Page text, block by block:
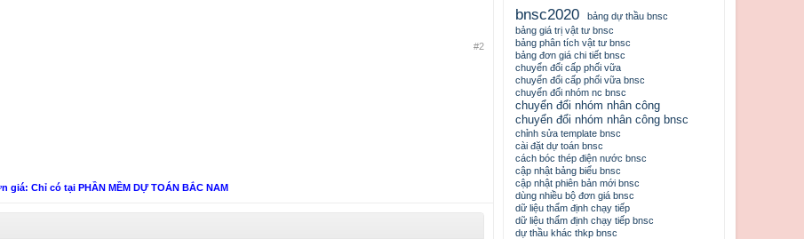
#2
Chỉ có tại PHẦN MỀM DỰ TOÁN BẮC NAM
bnsc2020
bảng dự thầu bnsc
bảng giá trị vật tư bnsc
bảng phân tích vật tư bnsc
bảng đơn giá chi tiết bnsc
chuyển đổi cấp phối vữa
chuyển đổi cấp phối vữa bnsc
chuyển đổi nhóm nc bnsc
chuyển đổi nhóm nhân công
chuyển đổi nhóm nhân công bnsc
chỉnh sửa template bnsc
cài đặt dự toán bnsc
cách bóc thép điện nước bnsc
cập nhật bảng biểu bnsc
cập nhật phiên bản mới bnsc
dùng nhiều bộ đơn giá bnsc
dữ liệu thẩm định chạy tiếp
dữ liệu thẩm định chạy tiếp bnsc
dự thầu khác thkp bnsc